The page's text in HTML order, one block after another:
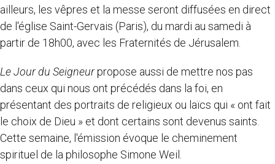
ailleurs, les vêpres et la messe seront diffusées en direct
de l'église Saint-Gervais (Paris), du mardi au samedi à
partir de 18h00, avec les Fraternités de Jérusalem.
Le Jour du Seigneurpropose aussi de mettre nos pas
dans ceux qui nous ont précédés dans la foi, en
présentant des portraits de religieux ou laïcs qui « ont fait
le choix de Dieu » et dont certains sont devenus saints.
Cette semaine, l'émission évoque le cheminement
spirituel de la philosophe Simone Weil.